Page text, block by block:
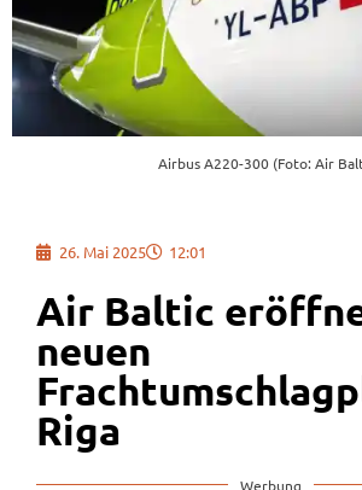
Airbus A220-300 (Foto: Air
26. Mai 2025 12:01
Air Baltic
neuen
Riga
Werbung